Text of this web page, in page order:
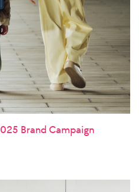
Brand Campaign